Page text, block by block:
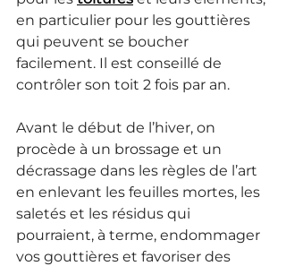
en particulier pour les gouttières
qui peuvent se boucher
facilement. Il est conseillé de
contrôler son toit 2 fois par an.
Avant le début de l’hiver, on
procède à un brossage et un
décrassage dans les règles de l’art
en enlevant les feuilles mortes, les
saletés et les résidus qui
pourraient, à terme, endommager
vos gouttières et favoriser des